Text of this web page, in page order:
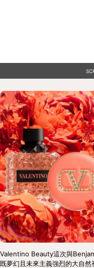
Valentino Beauty這次與
既夢幻且未來主義強烈的大自